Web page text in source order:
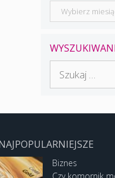
Archiwum
Biznes